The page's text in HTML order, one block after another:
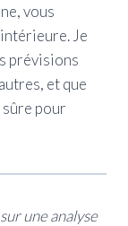
vous
Je
prévisions
et que
pour
une analyse